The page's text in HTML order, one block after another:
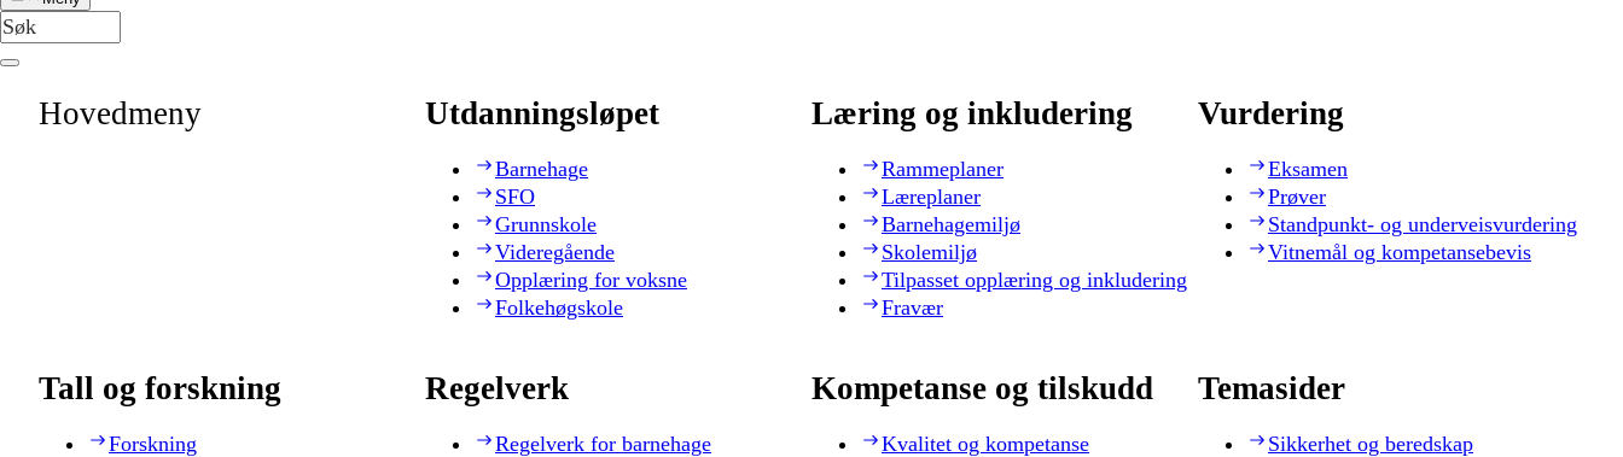
Hovedmeny Utdanningsløpet
Barnehage
SFO
Grunnskole
Videregående
Opplæring for voksne
Folkehøgskole
Læring og inkludering
Rammeplaner
Læreplaner
Barnehagemiljø
Skolemiljø
Tilpasset opplæring og inkludering
Fravær
Vurdering
Eksamen
Prøver
Standpunkt- og underveisvurdering
Vitnemål og kompetansebevis
Tall og forskning
Forskning
Regelverk
Regelverk for barnehage
Kompetanse og tilskudd
Kvalitet og kompetanse
Temasider
Sikkerhet og beredskap